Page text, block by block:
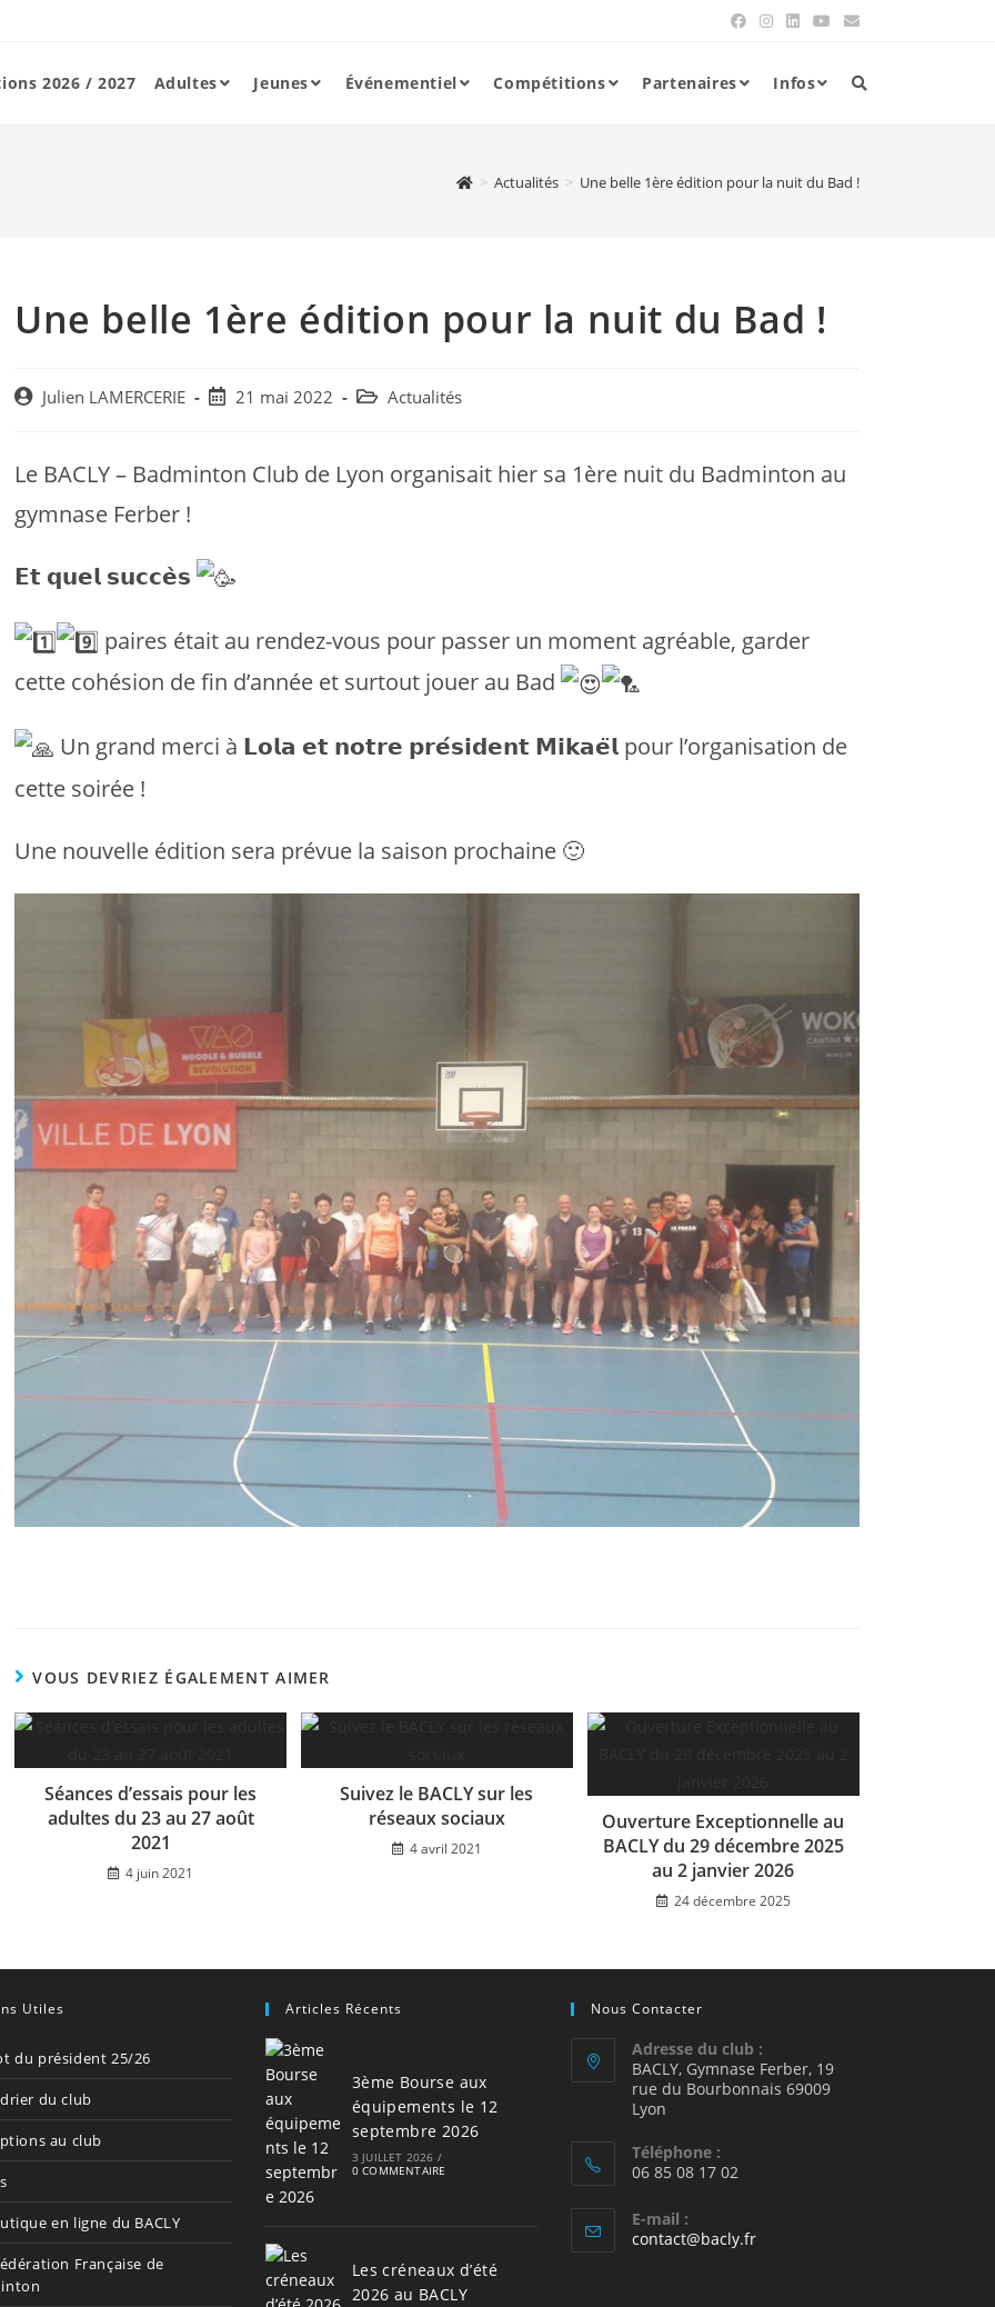
2026 / 2027 Adultes Jeunes Événementiel Compétitions Partenaires Infos
> Actualités > Une belle 1ère édition pour la nuit du Bad !
Une belle 1ère édition pour la nuit du Bad !
PostJulien LAMERCERIE
Post21 mai 2022
Post Actualités
Le BACLY – Badminton Club de Lyon organisait hier sa 1ère nuit du Badminton au
gymnase Ferber !
𝗘𝘁 𝗾𝘂𝗲𝗹 𝘀𝘂𝗰𝗰𝗲̀𝘀
paires était au rendez-vous pour passer un moment agréable, garder
cette cohésion de fin d’année et surtout jouer au Bad
Un grand merci à 𝗟𝗼𝗹𝗮 𝗲𝘁 𝗻𝗼𝘁𝗿𝗲 𝗽𝗿𝗲́𝘀𝗶𝗱𝗲𝗻𝘁 𝗠𝗶𝗸𝗮𝗲̈𝗹 pour l’organisation de
cette soirée !
Une nouvelle édition sera prévue la saison prochaine 🙂
VOUS DEVRIEZ ÉGALEMENT AIMER
Séances d’essais pour les
adultes du 23 au 27 août
2021
4 juin 2021
Suivez le BACLY sur les
réseaux sociaux
4 avril 2021
Ouverture Exceptionnelle au
BACLY du 29 décembre 2025
au 2 janvier 2026
24 décembre 2025
Utiles
du président 25/26
du club
au club
en ligne du BACLY
Française de
Articles Récents
3ème Bourse aux
équipements le 12
septembre 2026
3 JUILLET 2026 /
0 COMMENTAIRE
Les créneaux d’été
2026 au BACLY
Nous Contacter
Adresse du club :
BACLY, Gymnase Ferber, 19
rue du Bourbonnais 69009
Lyon
Téléphone :
06 85 08 17 02
E-mail :
contact@bacly.frS’ouvre